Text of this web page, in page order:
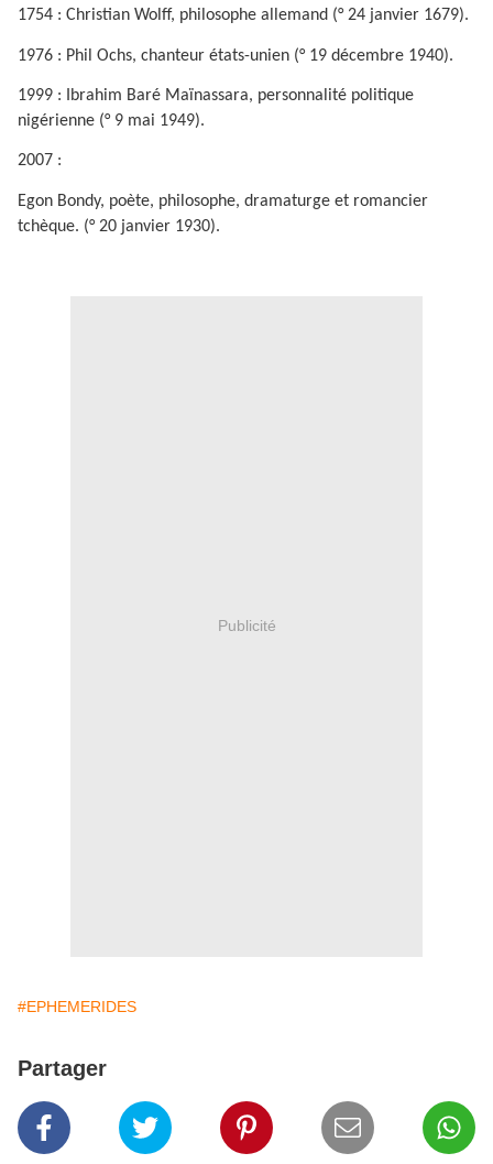
1754 : Christian Wolff, philosophe allemand (° 24 janvier 1679).
1976 : Phil Ochs, chanteur états-unien (° 19 décembre 1940).
1999 : Ibrahim Baré Maïnassara, personnalité politique
nigérienne (° 9 mai 1949).
2007 :
Egon Bondy, poète, philosophe, dramaturge et romancier
tchèque. (° 20 janvier 1930).
Publicité
#EPHEMERIDES
Partager